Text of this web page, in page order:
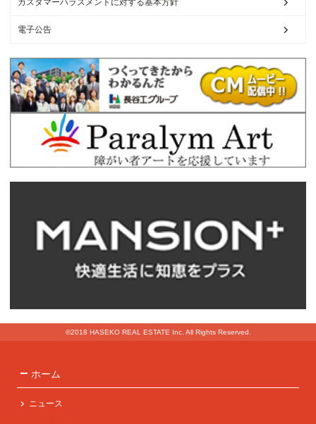
カスタマーハラスメントに対する基本方針
電子公告
©2018 HASEKO REAL ESTATE Inc. All Rights Reserved.
ホーム
ニュース